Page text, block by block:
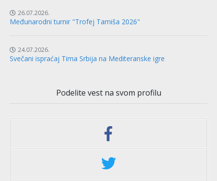
26.07.2026.
Međunarodni turnir "Trofej Tamiša 2026"
24.07.2026.
Svečani ispraćaj Tima Srbija na Mediteranske igre
Podelite vest na svom profilu